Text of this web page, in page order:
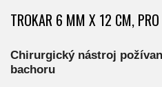
TROKAR 6 MM X 12 CM, PRO
Chirurgický nástroj
bachoru